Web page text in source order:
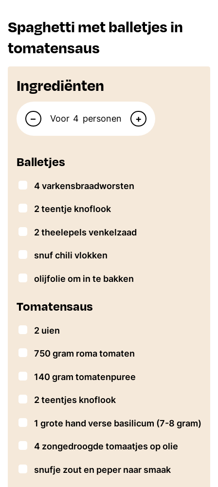
Spaghetti met balletjes in
tomatensaus
Ingrediënten
Aantal personen
– Voor personen +
Balletjes
▢
4varkensbraadworsten
▢
2teentje knoflook
▢
2theelepels venkelzaad
▢
snuf chili vlokken
▢
olijfolie om in te bakken
Tomatensaus
▢
2 uien
▢
750 gram roma tomaten
▢
140 gram tomatenpuree
▢
2teentjes knoflook
▢
1 grote hand verse basilicum (7-8 gram)
▢
4 zongedroogde tomaatjes op olie
▢
snufje zout en peper naar smaak